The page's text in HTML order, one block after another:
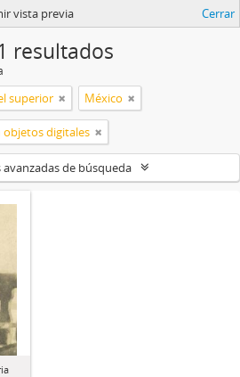
vista previa Cerrar
resultados
superior México
objetos digitales
avanzadas de búsqueda